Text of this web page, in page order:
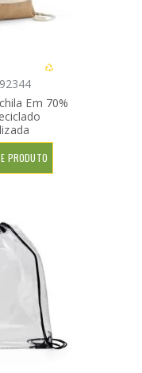
Em 70%
PRODUTO